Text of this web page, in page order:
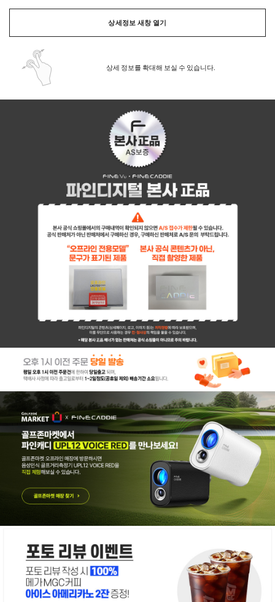
페이코 ID로 페이
상세정보 새창 열기
상세 정보를 확대해 보실 수 있습니다.